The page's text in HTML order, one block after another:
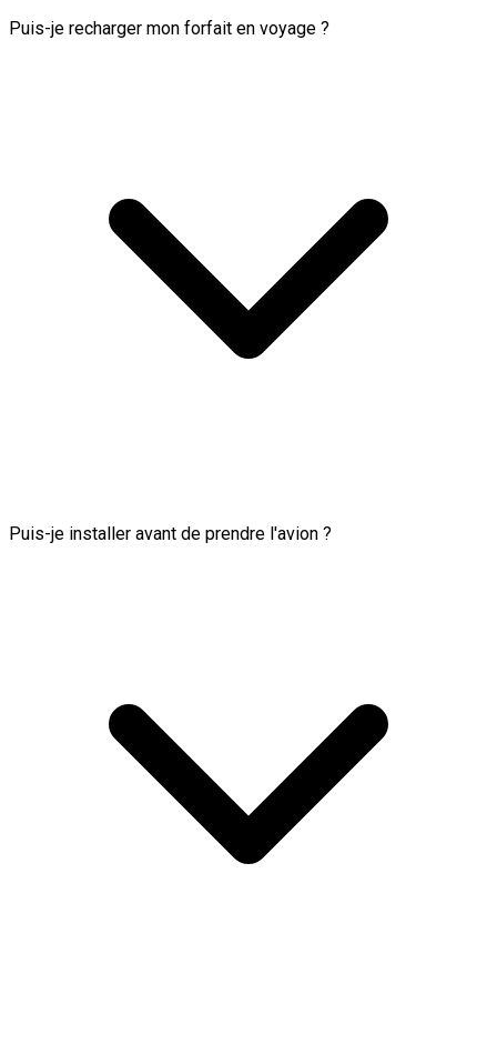
Puis-je recharger mon forfait en voyage ?
Puis-je installer avant de prendre l'avion ?